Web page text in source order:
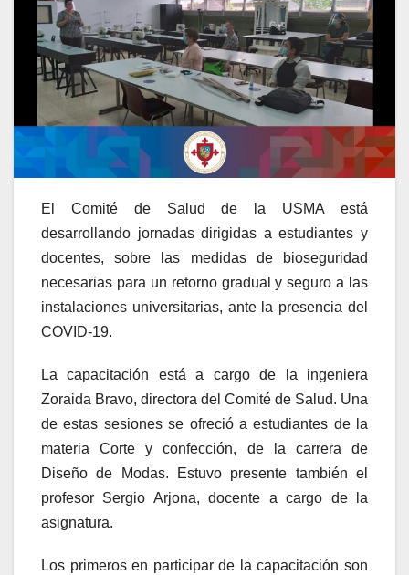
El Comité de Salud de la USMA está
desarrollando jornadas dirigidas a estudiantes y
docentes, sobre las medidas de bioseguridad
necesarias para un retorno gradual y seguro a las
instalaciones universitarias, ante la presencia del
COVID-19.
La capacitación está a cargo de la ingeniera
Zoraida Bravo, directora del Comité de Salud. Una
de estas sesiones se ofreció a estudiantes de la
materia Corte y confección, de la carrera de
Diseño de Modas. Estuvo presente también el
profesor Sergio Arjona, docente a cargo de la
asignatura.
Los primeros en participar de la capacitación son